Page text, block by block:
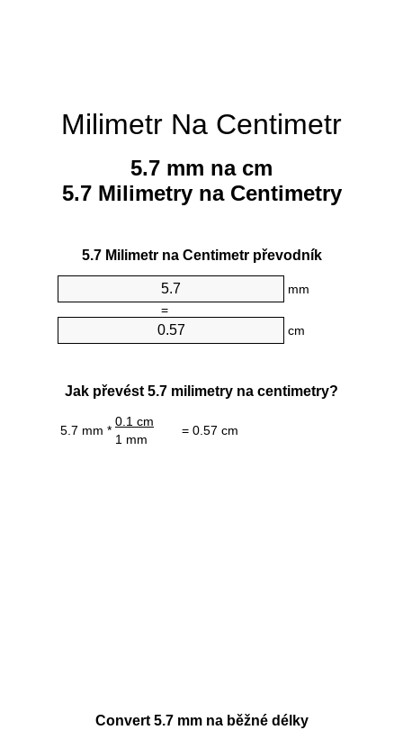
Milimetr Na Centimetr
5.7 mm na cm
5.7 Milimetry na Centimetry
5.7 Milimetr na Centimetr převodník
mm
=
cm
Jak převést 5.7 milimetry na centimetry?
5.7 mm *
0.1 cm
= 0.57 cm
1 mm
Convert 5.7 mm na běžné délky